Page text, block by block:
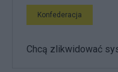
Konfederacja
Chcą zlikwidować